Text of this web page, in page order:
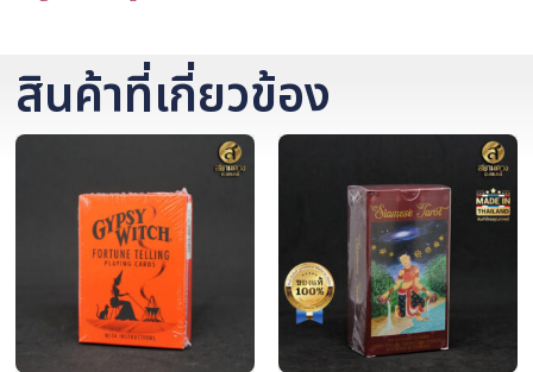
สินค้าที่เกี่ยวข้อง